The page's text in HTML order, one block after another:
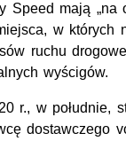
Speed mają „na
w których
ruchu
wyścigów.
r., w południe,
dostawczego